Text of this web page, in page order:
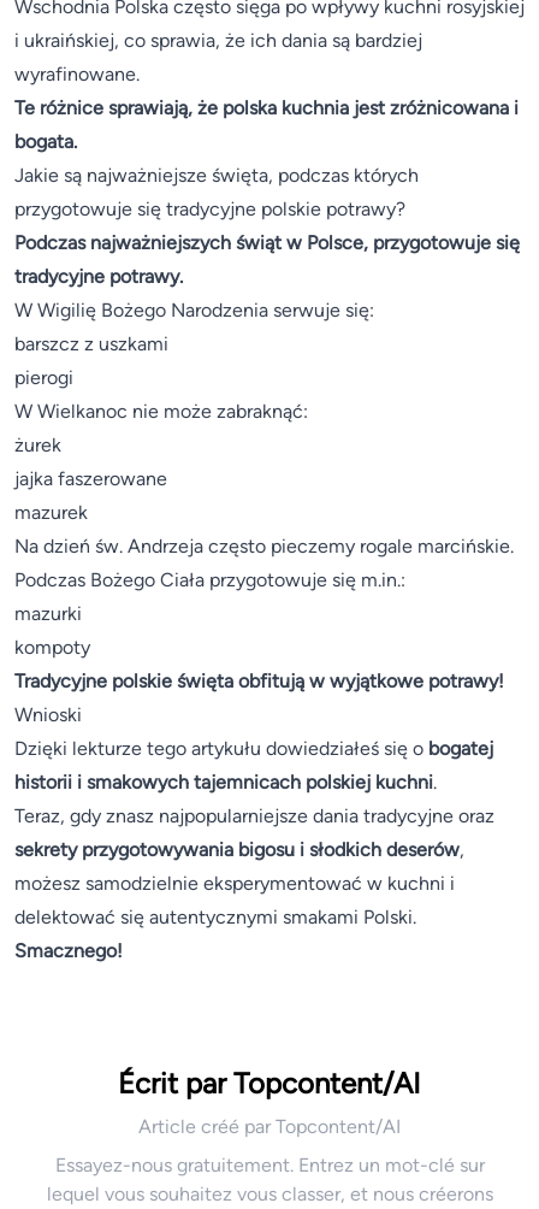
Wschodnia Polska często sięga po wpływy kuchni rosyjskiej
i ukraińskiej, co sprawia, że ich dania są bardziej
wyrafinowane.
Te różnice sprawiają, że polska kuchnia jest zróżnicowana i
bogata.
Jakie są najważniejsze święta, podczas których
przygotowuje się tradycyjne polskie potrawy?
Podczas najważniejszych świąt w Polsce, przygotowuje się
tradycyjne potrawy.
W Wigilię Bożego Narodzenia serwuje się:
barszcz z uszkami
pierogi
W Wielkanoc nie może zabraknąć:
żurek
jajka faszerowane
mazurek
Na dzień św. Andrzeja często pieczemy rogale marcińskie.
Podczas Bożego Ciała przygotowuje się m.in.:
mazurki
kompoty
Tradycyjne polskie święta obfitują w wyjątkowe potrawy!
Wnioski
Dzięki lekturze tego artykułu dowiedziałeś się o bogatej
historii i smakowych tajemnicach polskiej kuchni.
Teraz, gdy znasz najpopularniejsze dania tradycyjne oraz
sekrety przygotowywania bigosu i słodkich deserów,
możesz samodzielnie eksperymentować w kuchni i
delektować się autentycznymi smakami Polski.
Smacznego!
Écrit par Topcontent/AI
Article créé par Topcontent/AI
Essayez-nous gratuitement. Entrez un mot-clé sur
lequel vous souhaitez vous classer, et nous créerons